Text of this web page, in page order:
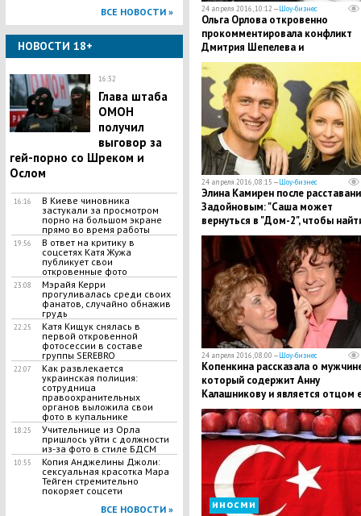
ВСЕ НОВОСТИ »
НОВОСТИ 18+
16:32
Глава штаба
ОМОН
получил
выговор за
гей-порно со Шреком и
Ослом
16:16
В Киеве чиновника
застукали за просмотром
порно на большом экране
прямо во время работы
19:56
В ответ на критику в
соцсетях Катя Жужа
публикует свои
откровенные фото
23:08
Мэрайя Керри
прогуливалась среди своих
фанатов, случайно обнажив
грудь
22:25
Катя Кищук снялась в
первой откровенной
фотосессии в составе
группы SEREBRO
22:07
Как развлекается
украинская полиция:
сотрудница
правоохранительных
органов выложила свои
фото в купальнике
18:25
Учительнице из Орла
пришлось уйти с должности
из-за фото в стиле БДСМ
10:55
Копия Анджелины Джоли:
сексуальная красотка Мара
Тейген стремительно
покоряет соцсети
ВСЕ НОВОСТИ »
24 апреля 2016, 10:12 —Шоу-бизнес
Ольга Орлова откровенно
прокомментировала конфликт
Дмитрия Шепелева и
родственников Жанны Фриске
24 апреля 2016, 08:15 —Шоу-бизнес
Элина Камирен после
Задойновым: "Саша может
вернуться в "Дом-2", чтобы
свою любовь"
24 апреля 2016, 08:00 —Шоу-бизнес
Копенкина рассказала о
который содержит Анну
Калашникову и является отцом
сына
иносми